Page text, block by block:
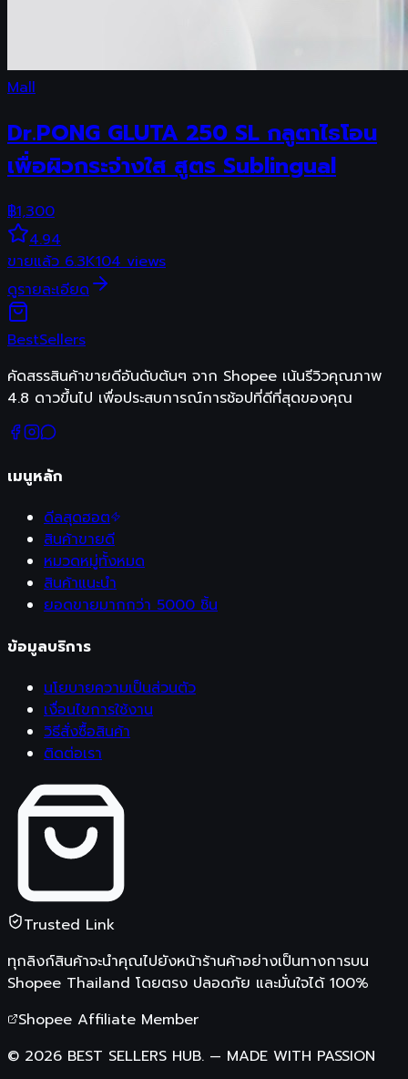
Mall
Dr.PONG GLUTA 250 SL กลูตาไธโอน
เพื่อผิวกระจ่างใส สูตร Sublingual
฿1,300
4.94
ขายแล้ว 6.3K104 views
ดูรายละเอียด
BestSellers
คัดสรรสินค้าขายดีอันดับต้นๆ จาก Shopee เน้นรีวิวคุณภาพ
4.8 ดาวขึ้นไป เพื่อประสบการณ์การช้อปที่ดีที่สุดของคุณ
เมนูหลัก
ดีลสุดฮอต
สินค้าขายดี
หมวดหมู่ทั้งหมด
สินค้าแนะนำ
ยอดขายมากกว่า 5000 ชิ้น
ข้อมูลบริการ
นโยบายความเป็นส่วนตัว
เงื่อนไขการใช้งาน
วิธีสั่งซื้อสินค้า
ติดต่อเรา
Trusted Link
ทุกลิงก์สินค้าจะนำคุณไปยังหน้าร้านค้าอย่างเป็นทางการบน
Shopee Thailand โดยตรง ปลอดภัย และมั่นใจได้ 100%
Shopee Affiliate Member
© 2026 BEST SELLERS HUB. — MADE WITH PASSION